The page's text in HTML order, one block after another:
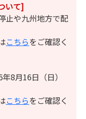
いて]
止や九州地方で配
こちらをご確認く
8月16日（日）
こちらをご確認く